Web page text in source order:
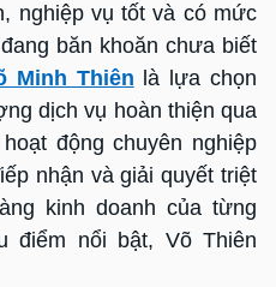
nghiệp vụ tốt và có mức
băn khoăn chưa biết
Minh Thiên là lựa chọn
dịch vụ hoàn thiện qua
động chuyên nghiệp
nhận và giải quyết triệt
kinh doanh của từng
điểm nổi bật, Võ Thiên